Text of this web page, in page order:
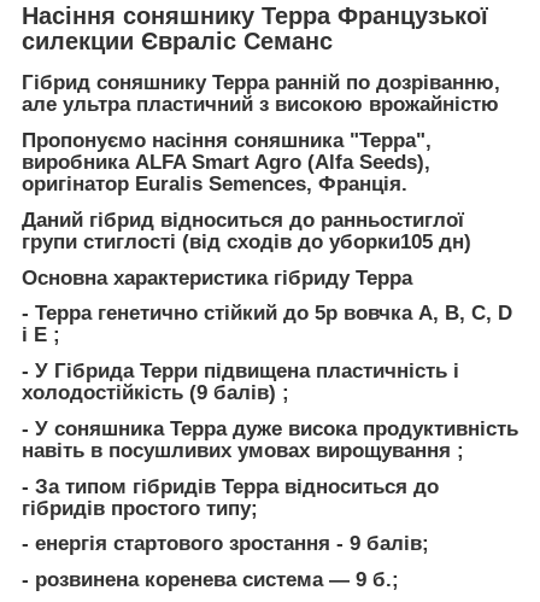
Насіння соняшнику Терра Французької
силекции Євраліс Семанс
Гібрид соняшнику Терра ранній по дозріванню,
але ультра пластичний з високою врожайністю
Пропонуємо насіння соняшника "Терра",
виробника ALFA Smart Agro (Alfa Seeds),
оригінатор Euralis Semences, Франція.
Даний гібрид відноситься до ранньостиглої
групи стиглості (від сходів до уборки105 дн)
Основна характеристика гібриду Терра
- Терра генетично стійкий до 5р вовчка А, B, C, D
і Е ;
- У Гібрида Терри підвищена пластичність і
холодостійкість (9 балів) ;
- У соняшника Терра дуже висока продуктивність
навіть в посушливих умовах вирощування ;
- За типом гібридів Терра відноситься до
гібридів простого типу;
- енергія стартового зростання - 9 балів;
- розвинена коренева система — 9 б.;